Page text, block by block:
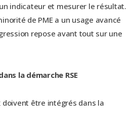
indicateur et mesurer le résultat.
de PME a un usage avancé
repose avant tout sur une
la démarche RSE
être intégrés dans la